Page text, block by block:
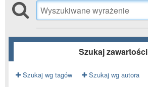
Szukaj zawartości
Szukaj wg tagów Szukaj wg autora